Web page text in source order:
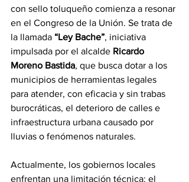
con sello toluqueño comienza a resonar
en el Congreso de la Unión. Se trata de
la llamada “Ley Bache”, iniciativa
impulsada por el alcalde Ricardo
Moreno Bastida, que busca dotar a los
municipios de herramientas legales
para atender, con eficacia y sin trabas
burocráticas, el deterioro de calles e
infraestructura urbana causado por
lluvias o fenómenos naturales.
Actualmente, los gobiernos locales
enfrentan una limitación técnica: el